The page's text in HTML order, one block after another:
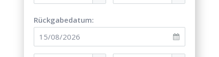
Rückgabedatum: